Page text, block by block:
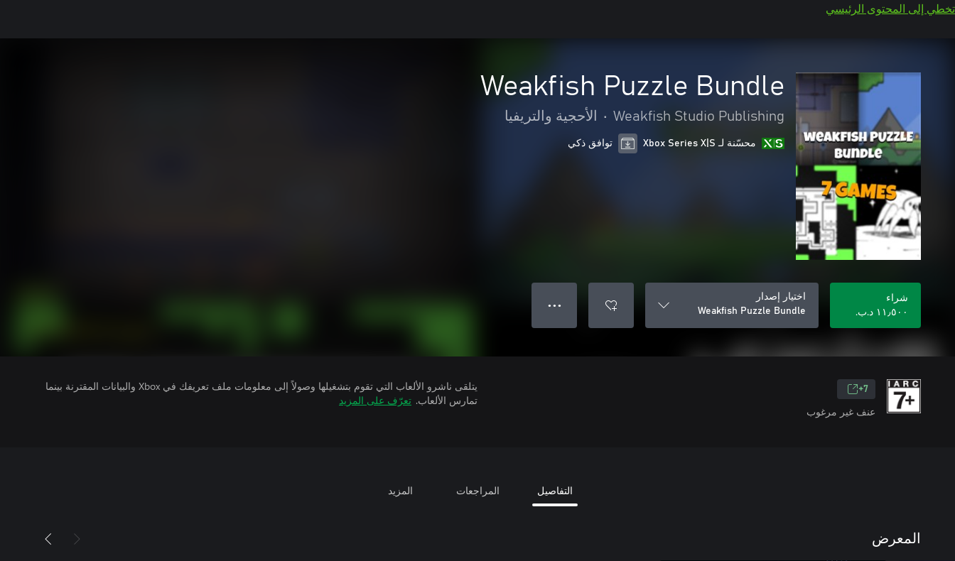
تخطي إلى المحتوى الرئيسي
Weakfish Puzzle Bundle
Weakfish Studio Publishing
• الأحجية والتريفيا
محسّنة لـ Xbox Series X|S توافق ذكي
شراء
١١٫٥٠٠ د.ب.‏
اختيار إصدار
Weakfish Puzzle Bundle
● ● ●
7+
عنف غير مرغوب
يتلقى ناشرو الألعاب التي تقوم بتشغيلها وصولاً إلى معلومات ملف تعريفك في Xbox والبيانات المقترنة بينما
تمارس الألعاب. تعرّف على المزيد
التفاصيل المراجعات المزيد
المعرض